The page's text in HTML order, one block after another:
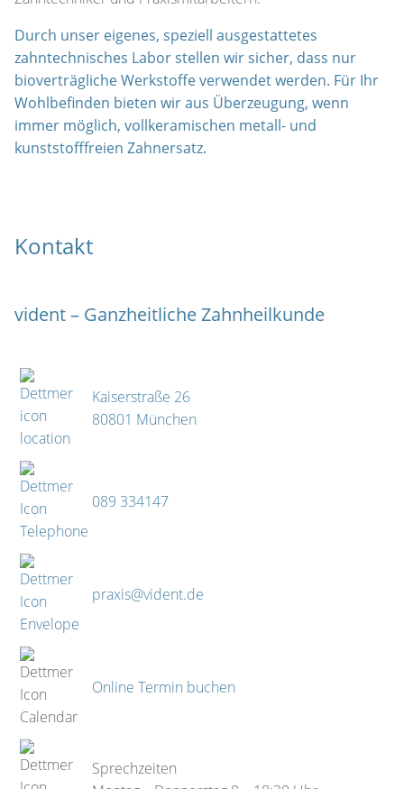
Durch unser eigenes, speziell ausgestattetes
zahntechnisches Laborstellen wir sicher, dass nur
bioverträgliche Werkstoffe verwendet werden. Für Ihr
Wohlbefinden bieten wir aus Überzeugung, wenn
immer möglich, vollkeramischen metall- und
kunststofffreien Zahnersatz.
Kontakt
vident – Ganzheitliche Zahnheilkunde
Kaiserstraße 26
80801 München
089 334147
praxis@vident.de
Online Termin buchen
Sprechzeiten